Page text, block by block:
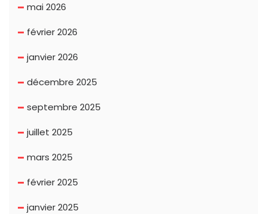
mai 2026
février 2026
janvier 2026
décembre 2025
septembre 2025
juillet 2025
mars 2025
février 2025
janvier 2025